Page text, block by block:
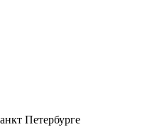
Петербурге